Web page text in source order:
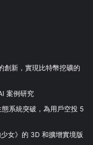
創新，實現比特幣挖礦的
案例研究
系統突破，為用戶空投 5
女》的 3D 和擴增實境版